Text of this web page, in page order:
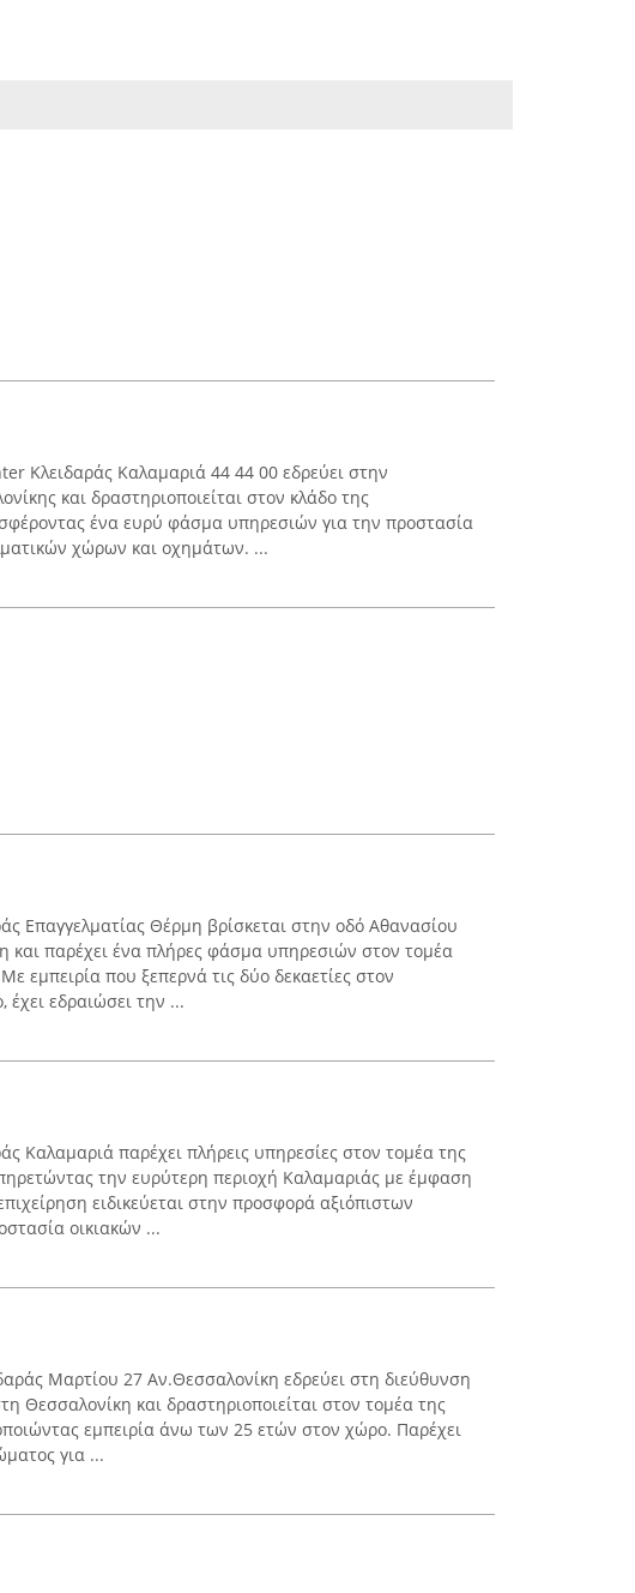
Κλειδαράς Καλαμαριά 44 44 00 εδρεύει στην
και δραστηριοποιείται στον κλάδο της
ένα ευρύ φάσμα υπηρεσιών για την προστασία
χώρων και οχημάτων. ...
Επαγγελματίας Θέρμη βρίσκεται στην οδό Αθανασίου
και παρέχει ένα πλήρες φάσμα υπηρεσιών στον τομέα
εμπειρία που ξεπερνά τις δύο δεκαετίες στον
έχει εδραιώσει την ...
Καλαμαριά παρέχει πλήρεις υπηρεσίες στον τομέα της
την ευρύτερη περιοχή Καλαμαριάς με έμφαση
ειδικεύεται στην προσφορά αξιόπιστων
οικιακών ...
Μαρτίου 27 Αν.Θεσσαλονίκη εδρεύει στη διεύθυνση
Θεσσαλονίκη και δραστηριοποιείται στον τομέα της
εμπειρία άνω των 25 ετών στον χώρο. Παρέχει
για ...